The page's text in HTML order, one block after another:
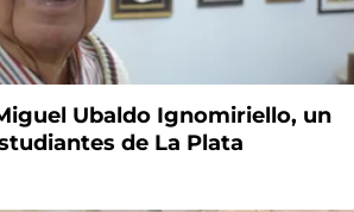
Ubaldo Ignomiriello, un
de La Plata